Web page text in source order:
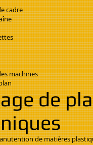
cadre
machines
de
de matières